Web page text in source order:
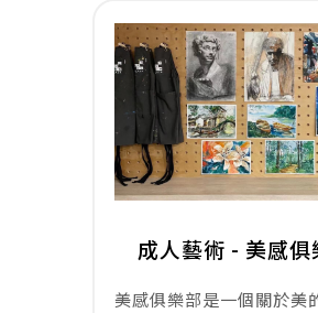
成人藝術 - 美感俱
美感俱樂部是一個關於美